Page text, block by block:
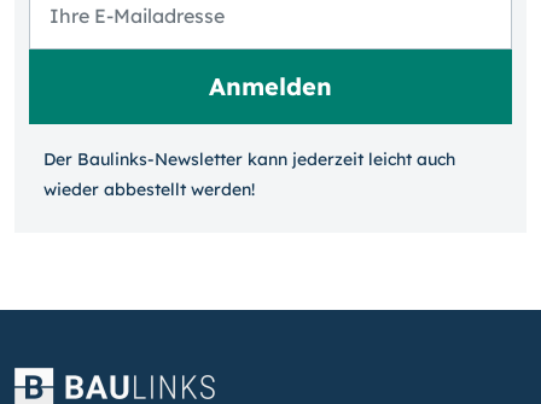
Der Baulinks-Newsletter kann jeder­zeit leicht auch
wieder ab­bestellt werden!